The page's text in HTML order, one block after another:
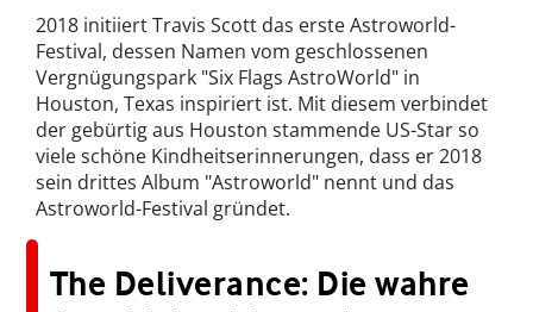
2018 initiiert Travis Scott das erste Astroworld-
Festival, dessen Namen vom geschlossenen
Vergnügungspark "Six Flags AstroWorld" in
Houston, Texas inspiriert ist. Mit diesem verbindet
der gebürtig aus Houston stammende US-Star so
viele schöne Kindheitserinnerungen, dass er 2018
sein drittes Album "Astroworld" nennt und das
Astroworld-Festival gründet.
The Deliverance: Die wahre